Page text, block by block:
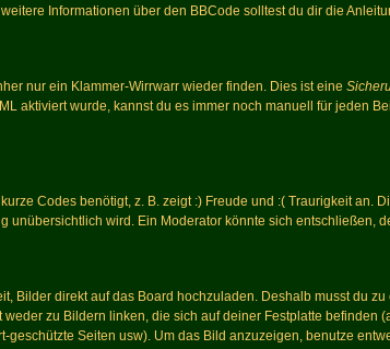
Informationen über den BBCode solltest du dir die
nur ein Klammer-Wirrwarr wieder finden. Dies ist eine
aktiviert wurde, kannst du es immer noch manuell für jeden
Codes benötigt, z. B. zeigt :) Freude und :( Traurigkeit an.
wird. Ein Moderator könnte sich entschließen,
Bilder direkt auf das Board hochzuladen. Deshalb musst du
zu Bildern linken, die sich auf deiner Festplatte
Seiten usw). Um das Bild anzuzeigen, benutze